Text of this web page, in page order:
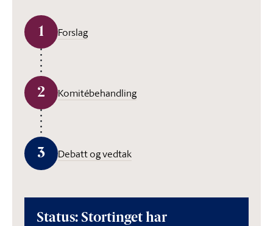
1 Forslag
2 Komitébehandling
3 Debatt og vedtak
Status: Stortinget har